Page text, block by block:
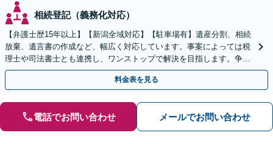
相続登記（義務化対応）
【弁護士歴15年以上】【新潟全域対応】【駐車場有】遺産分割、相続
放棄、遺言書の作成など、幅広く対応しています。事案によっては税
理士や司法書士とも連携し、ワンストップで解決を目指します。争い
を防ぐためにもぜひご相談ください。【分割払い可】
料金表を見る
電話でお問い合わせ メールでお問い合わせ